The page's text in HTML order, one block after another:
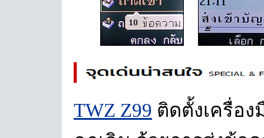
TWZ Z99 ติดตั้งเครื่อ